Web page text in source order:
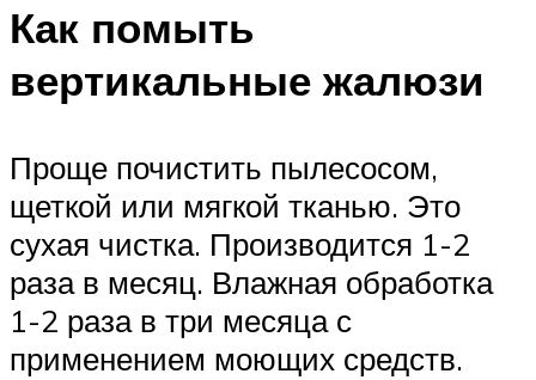
Как помыть
вертикальные жалюзи
Проще почистить пылесосом,
щеткой или мягкой тканью. Это
сухая чистка. Производится 1-2
раза в месяц. Влажная обработка
1-2 раза в три месяца с
применением моющих средств.